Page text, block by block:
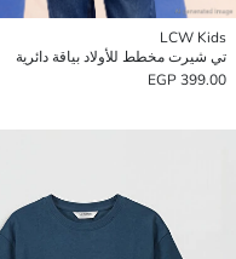
LCW Kids
تي شيرت مخطط للأولاد بياقة دائرية
399.00 EGP